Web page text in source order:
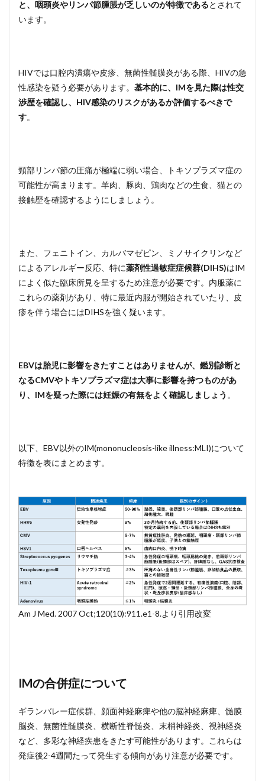
と、咽頭炎やリンパ節腫脹が乏しいのが特徴であるとされて
います。
HIVでは口腔内潰瘍や皮疹、無菌性髄膜炎がある際、HIVの急
性感染を疑う必要があります。 基本的に、IMを見た際は性交
渉歴を確認し、HIV感染のリスクがあるか評価するべきで
す。
頸部リンパ節の圧痛が極端に弱い場合、トキソプラズマ症の
可能性が高まります。羊肉、豚肉、鶏肉などの生食、猫との
接触歴を確認するようにしましょう。
また、フェニトイン、カルバマゼピン、ミノサイクリンなど
によるアレルギー反応、特に薬剤性過敏症症候群(DIHS)はIM
によく似た臨床所見を呈するため注意が必要です。内服薬に
これらの薬剤があり、特に最近内服が開始されていたり、皮
疹を伴う場合にはDIHSを強く疑います。
EBVは胎児に影響をきたすことはありませんが、鑑別診断と
なるCMVやトキソプラズマ症は大事に影響を持つものがあ
り、IMを疑った際には妊娠の有無をよく確認しましょう 。
以下、EBV以外のIM(mononucleosis-like illness:MLI)について
特徴を表にまとめます。
Am J Med. 2007 Oct;120(10):911.e1-8.より引用改変
IMの合併症について
ギランバレー症候群、顔面神経麻痺や他の脳神経麻痺、髄膜
脳炎、無菌性髄膜炎、横断性脊髄炎、末梢神経炎、視神経炎
など、多彩な神経疾患をきたす可能性があります。これらは
発症後2-4週間たって発生する傾向があり注意が必要です。